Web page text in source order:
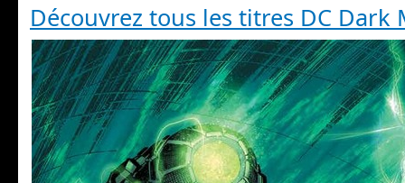
Découvrez tous les titres DC Dark